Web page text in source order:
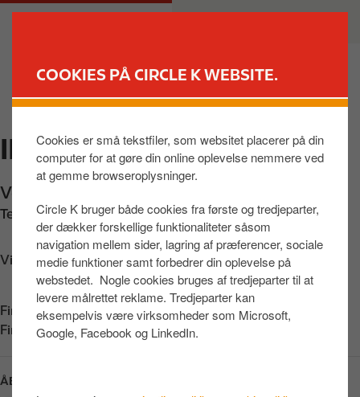
COOKIES PÅ CIRCLE K WEBSITE.
Cookies er små tekstfiler, som websitet placerer på din
computer for at gøre din online oplevelse nemmere ved
at gemme browseroplysninger.
Circle K bruger både cookies fra første og tredjeparter,
der dækker forskellige funktionaliteter såsom
navigation mellem sider, lagring af præferencer, sociale
medie funktioner samt forbedrer din oplevelse på
webstedet. Nogle cookies bruges af tredjeparter til at
levere målrettet reklame. Tredjeparter kan
eksempelvis være virksomheder som Microsoft,
Google, Facebook og LinkedIn.
v
e
d
n
h
d
M
a
INGO BRANDE
Vejlevej 51
Telefon: +4580208088
Vis vej
Find os på:App Store
Find os på:Google Play
ÅBNINGSTIDER